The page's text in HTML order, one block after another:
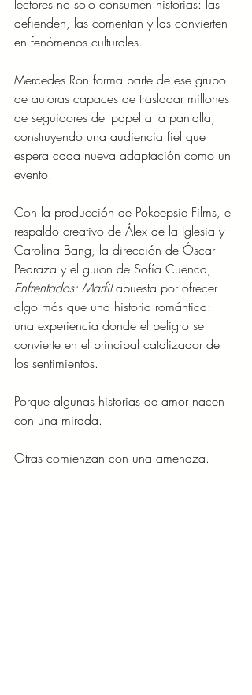
lectores no solo consumen historias: las
defienden, las comentan y las convierten
en fenómenos culturales.
Mercedes Ron forma parte de ese grupo
de autoras capaces de trasladar millones
de seguidores del papel a la pantalla,
construyendo una audiencia fiel que
espera cada nueva adaptación como un
evento.
Con la producción de Pokeepsie Films, el
respaldo creativo de Álex de la Iglesia y
Carolina Bang, la dirección de Óscar
Pedraza y el guion de Sofía Cuenca,
Enfrentados: Marfil apuesta por ofrecer
algo más que una historia romántica:
una experiencia donde el peligro se
convierte en el principal catalizador de
los sentimientos.
Porque algunas historias de amor nacen
con una mirada.
Otras comienzan con una amenaza.